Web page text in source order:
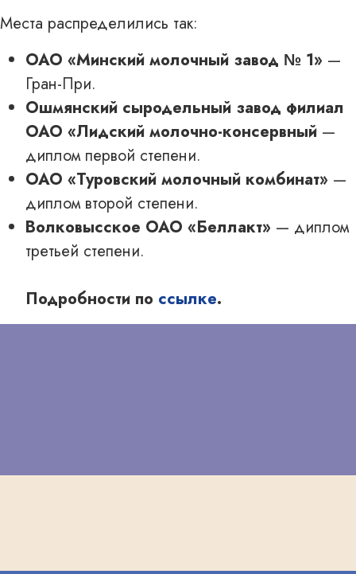
Места распределились так:
ОАО «Минский молочный завод № 1» —
Гран-При.
Ошмянский сыродельный завод филиал
ОАО «Лидский молочно-консервный —
диплом первой степени.
ОАО «Туровский молочный комбинат» —
диплом второй степени.
Волковысское ОАО «Беллакт» — диплом
третьей степени.
Подробности по ссылке.